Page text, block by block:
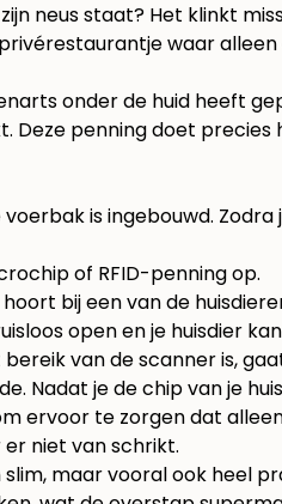
neus staat? Het klinkt
waar
onder de huid heeft
Deze penning doet
is ingebouwd.
of RFID-penning op.
bij een van de
open en je huisdier
van de scanner is,
Nadat je de chip van je
ervoor te zorgen dat
er niet van schrikt.
maar vooral ook heel